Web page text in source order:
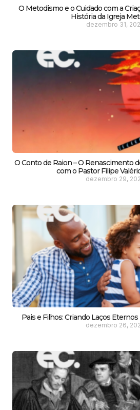
O Metodismo e o Cuidado com a
História da Igreja
dezembro 31,
O Conto de Raion – O Renascimento
com o Pastor Filipe
dezembro 29,
Pais e Filhos: Criando Laços
dezembro 26,